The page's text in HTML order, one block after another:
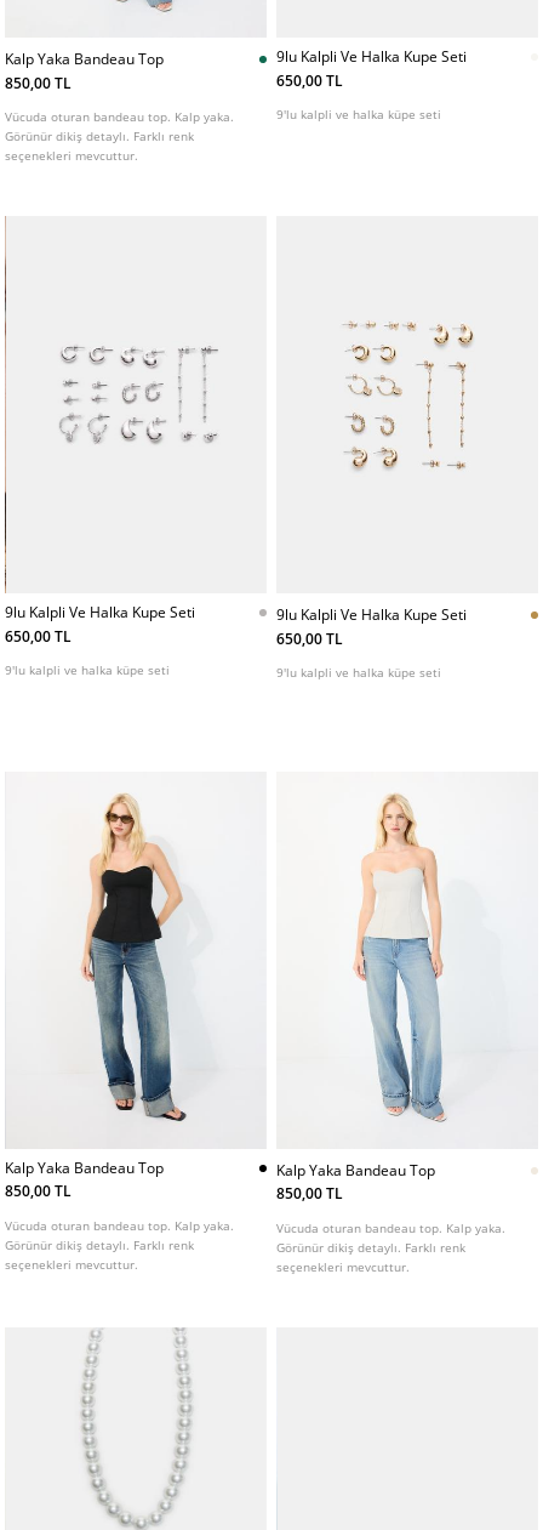
Kalp Yaka Bandeau Top
850,00 TL
Vücuda oturan bandeau top. Kalp yaka.
Görünür dikiş detaylı. Farklı renk
seçenekleri mevcuttur.
9lu Kalpli Ve Halka Kupe Seti
650,00 TL
9'lu kalpli ve halka küpe seti
9lu Kalpli Ve Halka Kupe Seti
650,00 TL
9'lu kalpli ve halka küpe seti
9lu Kalpli Ve Halka Kupe Seti
650,00 TL
9'lu kalpli ve halka küpe seti
Kalp Yaka Bandeau Top
850,00 TL
Vücuda oturan bandeau top. Kalp yaka.
Görünür dikiş detaylı. Farklı renk
seçenekleri mevcuttur.
Kalp Yaka Bandeau Top
850,00 TL
Vücuda oturan bandeau top. Kalp yaka.
Görünür dikiş detaylı. Farklı renk
seçenekleri mevcuttur.